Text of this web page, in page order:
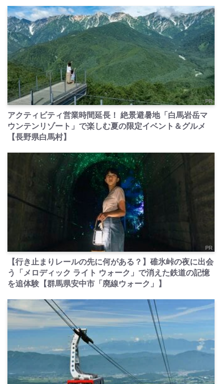
PR
アクティビティ営業時間延長！ 絶景避暑地「白馬岩岳マ
ウンテンリゾート」で楽しむ夏の限定イベント＆グルメ
【長野県白馬村】
PR
【行き止まりレールの先に何がある？】碓氷峠の夜に出会
う「メロディック ライト ウォーク」で消えた鉄道の記憶
を追体験【群馬県安中市「廃線ウォーク」】